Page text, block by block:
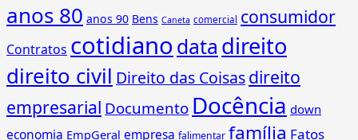
Disc
Video
(LDV)
anos 80 anos 90 Bens Caneta comercial consumidor
Contratos cotidianodata direito
direito civil Direito das Coisasdireito
empresarial Documento Docência down
economia EmpGeral empresa falimentar família Fatos